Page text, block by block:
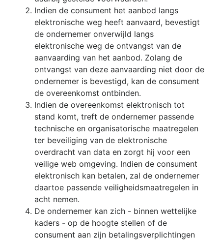
Indien de consument het aanbod langs
elektronische weg heeft aanvaard, bevestigt
de ondernemer onverwijld langs
elektronische weg de ontvangst van de
aanvaarding van het aanbod. Zolang de
ontvangst van deze aanvaarding niet door de
ondernemer is bevestigd, kan de consument
de overeenkomst ontbinden.
Indien de overeenkomst elektronisch tot
stand komt, treft de ondernemer passende
technische en organisatorische maatregelen
ter beveiliging van de elektronische
overdracht van data en zorgt hij voor een
veilige web omgeving. Indien de consument
elektronisch kan betalen, zal de ondernemer
daartoe passende veiligheidsmaatregelen in
acht nemen.
De ondernemer kan zich - binnen wettelijke
kaders - op de hoogte stellen of de
consument aan zijn betalingsverplichtingen